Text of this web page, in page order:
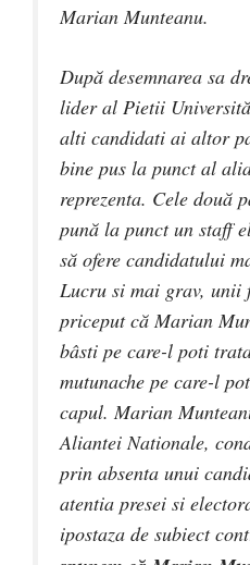
Marian Munteanu.
După desemnarea sa
lider al Pietii
alti candidati ai altor
bine pus la punct al
reprezenta. Cele două
pună la punct un staff
să ofere candidatului
Lucru si mai grav, unii
priceput că Marian
bâsti pe care-l poti
mutunache pe care-l
capul. Marian
Aliantei Nationale,
prin absenta unui
atentia presei si
ipostaza de subiect